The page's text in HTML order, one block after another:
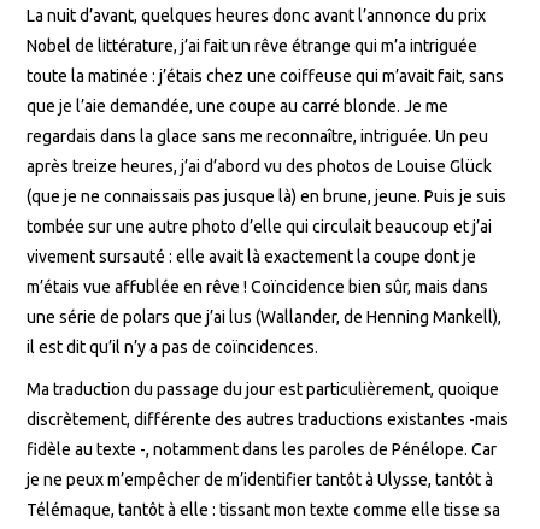
La nuit d’avant, quelques heures donc avant l’annonce du prix
Nobel de littérature, j’ai fait un rêve étrange qui m’a intriguée
toute la matinée : j’étais chez une coiffeuse qui m’avait fait, sans
que je l’aie demandée, une coupe au carré blonde. Je me
regardais dans la glace sans me reconnaître, intriguée. Un peu
après treize heures, j’ai d’abord vu des photos de Louise Glück
(que je ne connaissais pas jusque là) en brune, jeune. Puis je suis
tombée sur une autre photo d’elle qui circulait beaucoup et j’ai
vivement sursauté : elle avait là exactement la coupe dont je
m’étais vue affublée en rêve ! Coïncidence bien sûr, mais dans
une série de polars que j’ai lus (Wallander, de Henning Mankell),
il est dit qu’il n’y a pas de coïncidences.
Ma traduction du passage du jour est particulièrement, quoique
discrètement, différente des autres traductions existantes -mais
fidèle au texte -, notamment dans les paroles de Pénélope. Car
je ne peux m’empêcher de m’identifier tantôt à Ulysse, tantôt à
Télémaque, tantôt à elle : tissant mon texte comme elle tisse sa